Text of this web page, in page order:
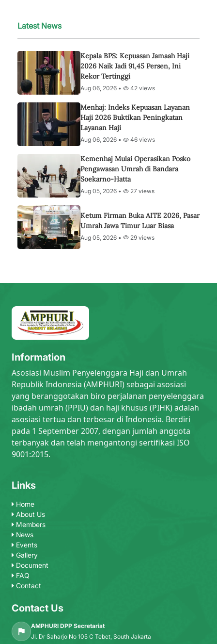
Latest News
Kepala BPS: Kepuasan Jamaah Haji
2026 Naik Jadi 91,45 Persen, Ini
Rekor Tertinggi
Aug 06, 2026 • 42 views
Menhaj: Indeks Kepuasan Layanan
Haji 2026 Buktikan Peningkatan
Layanan Haji
Aug 06, 2026 • 46 views
Kemenhaj Mulai Operasikan Posko
Pengawasan Umrah di Bandara
Soekarno-Hatta
Aug 05, 2026 • 27 views
Ketum Firman Buka AITE 2026, Pasar
Umrah Jawa Timur Luar Biasa
Aug 05, 2026 • 29 views
Information
Asosiasi Muslim Penyelenggara Haji dan Umrah
Republik Indonesia (AMPHURI) sebagai asosiasi
yang beranggotakan biro perjalanan penyelenggara
ibadah umrah (PPIU) dan haji khusus (PIHK) adalah
asosiasi tertua dan terbesar di Indonesia. Berdiri
pada 1 September 2007, dengan jumlah anggota
terbanyak dan telah mengantongi sertifikasi ISO
9001:2015.
Links
Home
About Us
Members
News
Events
Gallery
Document
FAQ
Contact
Contact Us
AMPHURI DPP Secretariat
Jl. Dr Saharjo No 105 C Tebet, South Jakarta